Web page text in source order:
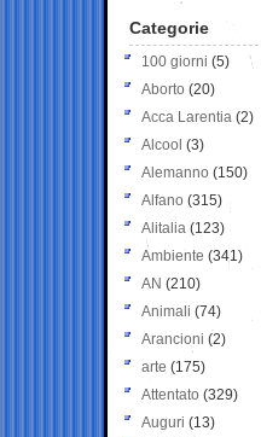
Categorie
100 giorni (5)
Aborto (20)
Acca Larentia (2)
Alcool (3)
Alemanno (150)
Alfano (315)
Alitalia (123)
Ambiente (341)
AN (210)
Animali (74)
Arancioni (2)
arte (175)
Attentato (329)
Auguri (13)